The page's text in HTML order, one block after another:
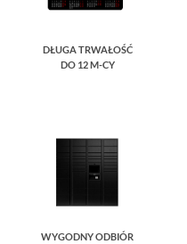
DŁUGA TRWAŁOŚĆ
DO 12 M-CY
WYGODNY ODBIÓR